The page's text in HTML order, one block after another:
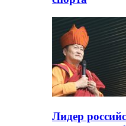
Лидер